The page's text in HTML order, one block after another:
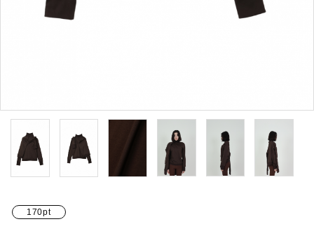
INFORMATION
170pt